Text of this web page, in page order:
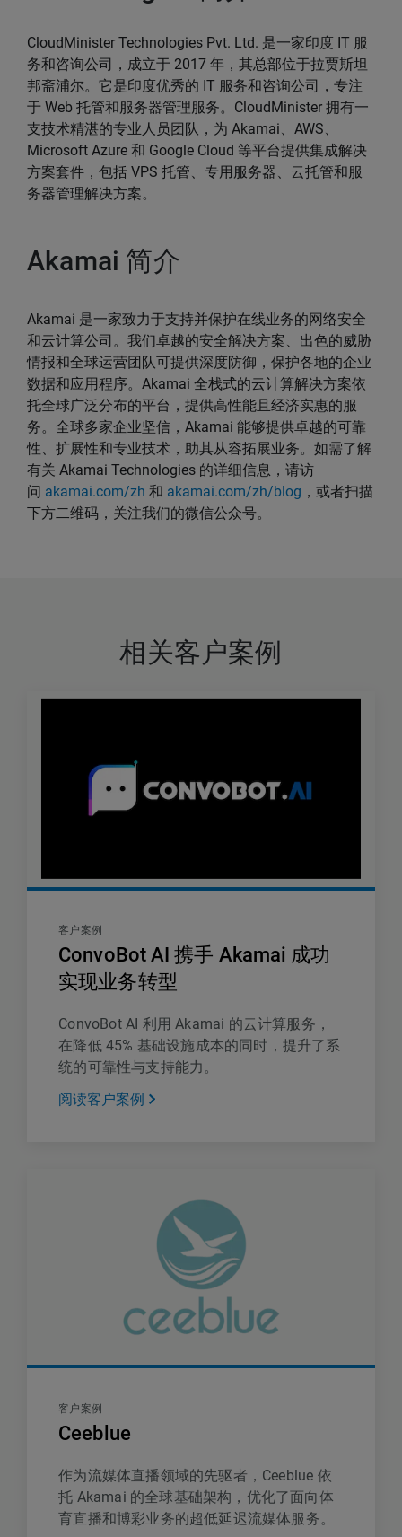
CloudMinister Technologies Pvt. Ltd. 是一家印度 IT 服
务和咨询公司，成立于 2017 年，其总部位于拉贾斯坦
邦斋浦尔。它是印度优秀的 IT 服务和咨询公司，专注
于 Web 托管和服务器管理服务。CloudMinister 拥有一
支技术精湛的专业人员团队，为 Akamai、AWS、
Microsoft Azure 和 Google Cloud 等平台提供集成解决
方案套件，包括 VPS 托管、专用服务器、云托管和服
务器管理解决方案。
Akamai 简介
Akamai 是一家致力于支持并保护在线业务的网络安全
和云计算公司。我们卓越的安全解决方案、出色的威胁
情报和全球运营团队可提供深度防御，保护各地的企业
数据和应用程序。Akamai 全栈式的云计算解决方案依
托全球广泛分布的平台，提供高性能且经济实惠的服
务。全球多家企业坚信，Akamai 能够提供卓越的可靠
性、扩展性和专业技术，助其从容拓展业务。如需了解
有关 Akamai Technologies 的详细信息，请访
问 akamai.com/zh 和 akamai.com/zh/blog ，或者扫描
下方二维码，关注我们的微信公众号。
相关客户案例
客户案例
ConvoBot AI 携手 Akamai 成功
实现业务转型
ConvoBot AI 利用 Akamai 的云计算服务，
在降低 45% 基础设施成本的同时，提升了系
统的可靠性与支持能力。
阅读客户案例
客户案例
Ceeblue
作为流媒体直播领域的先驱者，Ceeblue 依
托 Akamai 的全球基础架构，优化了面向体
育直播和博彩业务的超低延迟流媒体服务。